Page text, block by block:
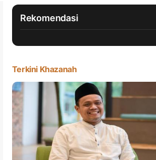
Rekomendasi
Terkini Khazanah